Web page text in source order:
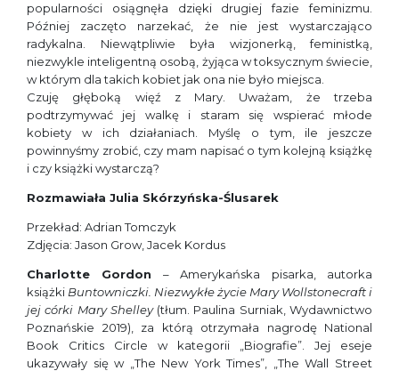
popularności osiągnęła dzięki drugiej fazie feminizmu.
Później zaczęto narzekać, że nie jest wystarczająco
radykalna. Niewątpliwie była wizjonerką, feministką,
niezwykle inteligentną osobą, żyjąca w toksycznym świecie,
w którym dla takich kobiet jak ona nie było miejsca.
Czuję głęboką więź z Mary. Uważam, że trzeba
podtrzymywać jej walkę i staram się wspierać młode
kobiety w ich działaniach. Myślę o tym, ile jeszcze
powinnyśmy zrobić, czy mam napisać o tym kolejną książkę
i czy książki wystarczą?
Rozmawiała Julia Skórzyńska-Ślusarek
Przekład: Adrian Tomczyk
Zdjęcia: Jason Grow, Jacek Kordus
Charlotte Gordon – Amerykańska pisarka, autorka
książki Buntowniczki. Niezwykłe życie Mary Wollstonecraft i
jej córki Mary Shelley (tłum. Paulina Surniak, Wydawnictwo
Poznańskie 2019), za którą otrzymała nagrodę National
Book Critics Circle w kategorii „Biografie”. Jej eseje
ukazywały się w „The New York Times”, „The Wall Street